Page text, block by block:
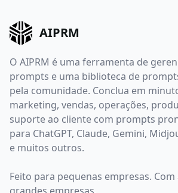
AIPRM
O AIPRM é uma ferramenta de
prompts e uma biblioteca de
pela comunidade. Conclua em
marketing, vendas, operações,
suporte ao cliente com prompts
para ChatGPT, Claude, Gemini,
e muitos outros.
Feito para pequenas empresas.